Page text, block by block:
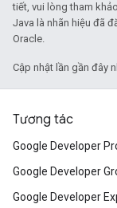
tiết, vui lòng tham khảo
Java là nhãn hiệu đã
Oracle.
Cập nhật lần gần đây
Tương tác
Google Developer
Google Developer
Google Developer